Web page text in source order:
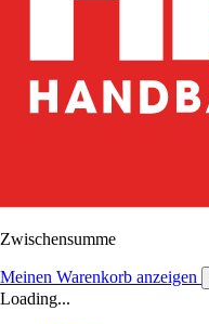
Zwischensumme
Meinen Warenkorb anzeigen
Loading...